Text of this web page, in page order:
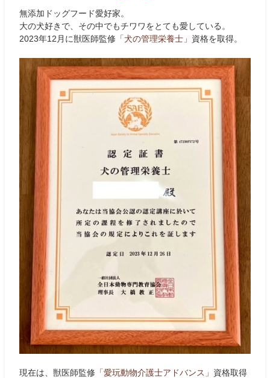
無添加ドッグフード愛好家。
大の犬好きで、その中でもチワワをとても愛している。
2023年12月に獣医師監修 「犬の管理栄養士」 資格を取得。
現在は、獣医師監修 「愛玩動物介護士アドバンス」 資格取得